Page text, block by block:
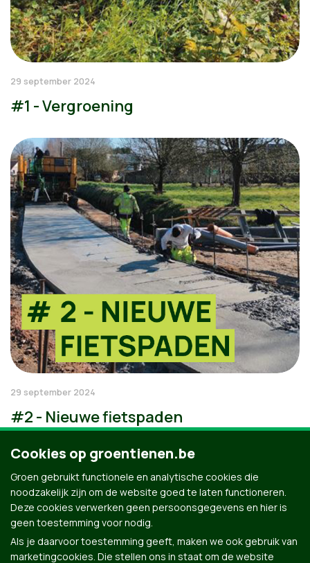
29 september 2024
#1 - Vergroening
29 september 2024
#2 - Nieuwe fietspaden
Cookies op groentienen.be
Groen gebruikt functionele en analytische cookies die
noodzakelijk zijn om de website goed te laten functioneren.
Deze cookies verwerken geen persoonsgegevens en hier is
geen toestemming voor nodig.
Als je daarvoor toestemming geeft, maken we ook gebruik van
marketingcookies. Die stellen ons in staat om de website